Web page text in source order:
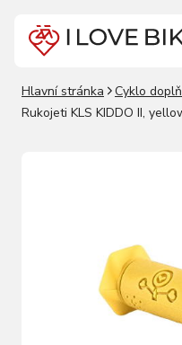
Hlavní stránka Cyklo
Rukojeti KLS KIDDO II,